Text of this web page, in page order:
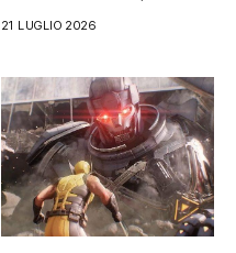
21 LUGLIO 2026